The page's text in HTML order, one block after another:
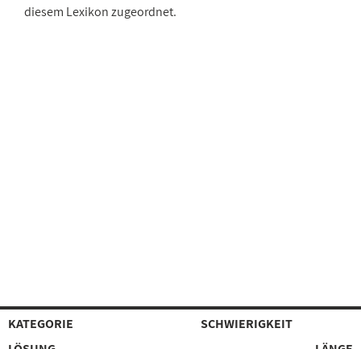
diesem Lexikon zugeordnet.
KATEGORIE
SCHWIERIGKEIT